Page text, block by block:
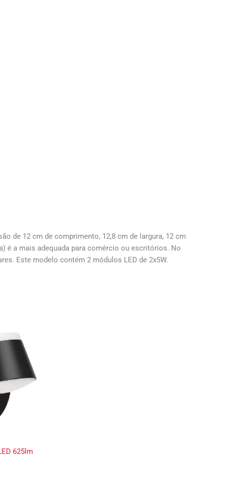
de 12 cm de comprimento, 12,8 cm de largura, 12 cm
é a mais adequada para comércio ou escritórios. No
Este modelo contém 2 módulos LED de 2x5W.
625lm